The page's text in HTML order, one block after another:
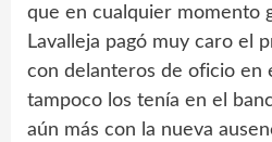
que en cualquier momento
Lavalleja pagó muy caro el
con delanteros de oficio en
tampoco los tenía en el
aún más con la nueva